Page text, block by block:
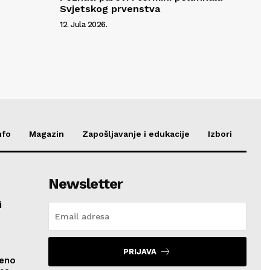
Svjetskog prvenstva
12. Jula 2026.
Magazin Zapošljavanje i edukacije Izbori
Newsletter
PRIJAVA